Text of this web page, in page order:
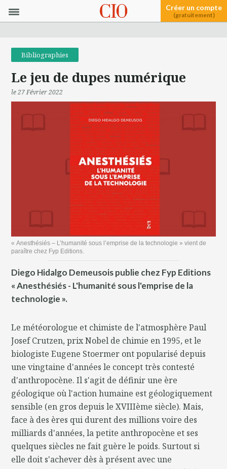
Créer un compte
(gratuitement)
Bibliographies
Le jeu de dupes numérique
le 27 Février 2022
« Anesthésiés – L’humanité sous l’emprise de la technologie » vient de
paraître chez Fyp Editions.
Diego Hidalgo Demeusois publie chez Fyp Editions
« Anesthésiés - L'humanité sous l'emprise de la
technologie ».
Le météorologue et chimiste de l'atmosphère Paul
Josef Crutzen, prix Nobel de chimie en 1995, et le
biologiste Eugene Stoermer ont popularisé depuis
une vingtaine d'années le concept très contesté
d'anthropocène. Il s'agit de définir une ère
géologique où l'action humaine est géologiquement
sensible (en gros depuis le XVIIIème siècle). Mais,
face à des ères qui durent des millions voire des
milliards d'années, la petite anthropocène et ses
quelques siècles ne fait guère le poids. Surtout si
elle doit s'achever dès à présent avec une